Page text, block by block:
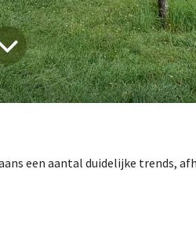
een aantal duidelijke trends,